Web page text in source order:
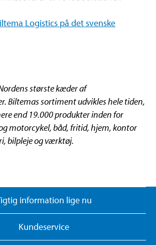
Logistics på det svenske
største kæder af
Biltemas sortiment udvikles hele tiden,
end 19.000 produkter inden for
motorcykel, båd, fritid, hjem, kontor
bilpleje og værktøj.
information lige nu
Kundeservice